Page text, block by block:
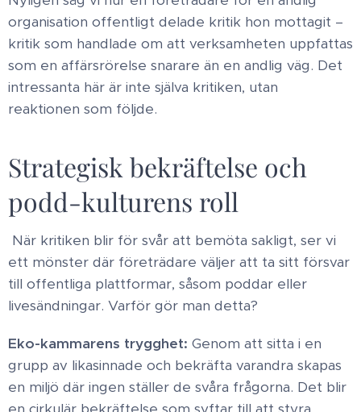
organisation offentligt delade kritik hon mottagit –
kritik som handlade om att verksamheten uppfattas
som en affärsrörelse snarare än en andlig väg. Det
intressanta här är inte själva kritiken, utan
reaktionen som följde. ​
Strategisk bekräftelse och
podd-kulturens roll
​När kritiken blir för svår att bemöta sakligt, ser vi
ett mönster där företrädare väljer att ta sitt försvar
till offentliga plattformar, såsom poddar eller
livesändningar. Varför gör man detta? ​
Eko-kammarens trygghet: Genom att sitta i en
grupp av likasinnade och bekräfta varandra skapas
en miljö där ingen ställer de svåra frågorna. Det blir